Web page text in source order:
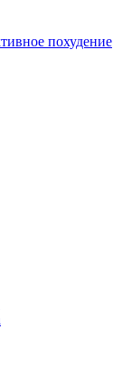
похудение